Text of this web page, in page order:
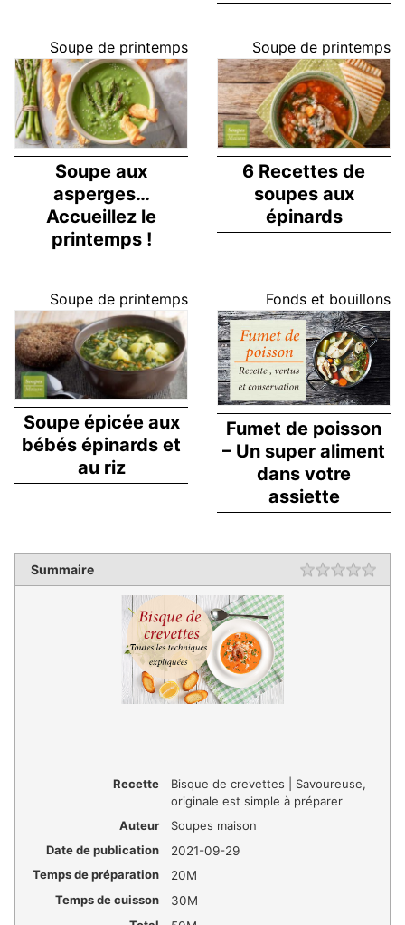
Soupe de printemps
Soupe aux
asperges…
Accueillez le
printemps !
Soupe de printemps
6 Recettes de
soupes aux
épinards
Soupe de printemps
Soupe épicée aux
bébés épinards et
au riz
Fonds et bouillons
Fumet de poisson
– Un super aliment
dans votre
assiette
Summaire
Recette
Bisque de crevettes | Savoureuse,
originale est simple à préparer
Auteur
Soupes maison
Date de publication
2021-09-29
Temps de préparation
20M
Temps de cuisson
30M